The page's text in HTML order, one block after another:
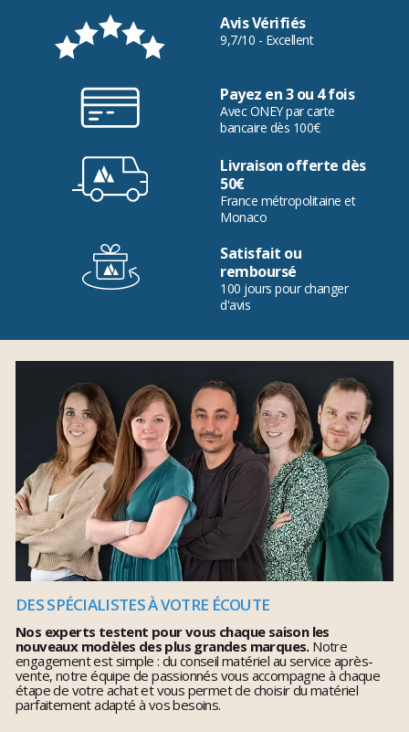
Avis Vérifiés
9,7/10 - Excellent
Payez en 3 ou 4 fois
Avec ONEY par carte
bancaire dès 100€
Livraison offerte dès
50€
France métropolitaine et
Monaco
Satisfait ou
remboursé
100 jours pour changer
d'avis
DES SPÉCIALISTES À VOTRE ÉCOUTE
Nos experts testent pour vous chaque saison les
nouveaux modèles des plus grandes marques.Notre
engagement est simple : du conseil matériel au service après-
vente, notre équipe de passionnés vous accompagne à chaque
étape de votre achat et vous permet de choisir du matériel
parfaitement adapté à vos besoins.